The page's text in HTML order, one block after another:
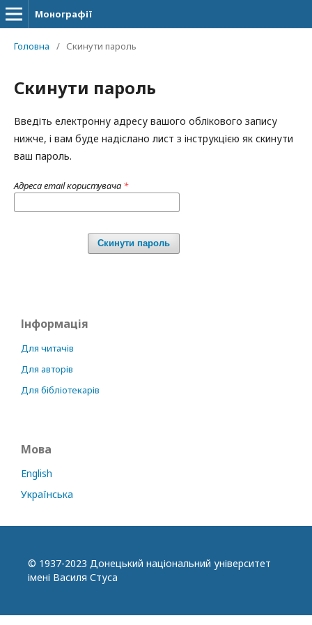
Монографії
Головна / Скинути пароль
Скинути пароль
Введіть електронну адресу вашого облікового запису
нижче, і вам буде надіслано лист з інструкцією як скинути
ваш пароль.
Адреса email користувача *
Скинути пароль
Інформація
Для читачів
Для авторів
Для бібліотекарів
Мова
English
Українська
© 1937-2023 Донецький національний університет
імені Василя Стуса